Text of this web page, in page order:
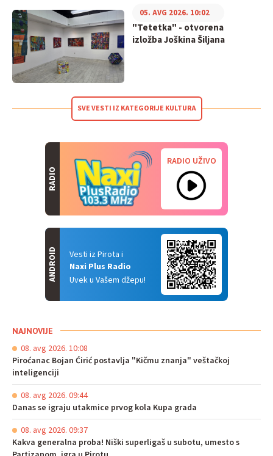
"Tetetka" - otvorena
izložba Joškina Šiljana
05. AVG 2026. 10:02
SVE VESTI IZ KATEGORIJE KULTURA
RADIO
RADIO UŽIVO
Vesti iz Pirota i
Naxi Plus Radio
Uvek u Vašem džepu!
ANDROID
NAJNOVIJE
08. avg 2026. 10:08
Piroćanac Bojan Ćirić postavlja "Kičmu znanja" veštačkoj
inteligenciji
08. avg 2026. 09:44
Danas se igraju utakmice prvog kola Kupa grada
08. avg 2026. 09:37
Kakva generalna proba! Niški superligaš u subotu, umesto s